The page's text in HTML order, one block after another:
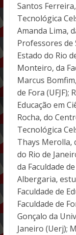
Santos
Tecnológica
Amanda Lima,
Professores de
Estado do Rio
Monteiro, da
Marcus
de Fora
Educação em
Rocha, do
Tecnológica
Thays Merolla,
do Rio de
da Faculdade
Albergaria,
Faculdade de
Faculdade de
Gonçalo da
Janeiro (Uerj);